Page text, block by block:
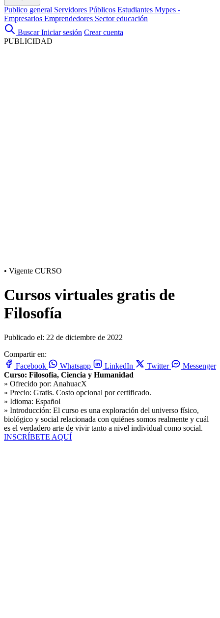
Publico general Servidores Públicos Estudiantes Mypes -
Empresarios Emprendedores Sector educación
Buscar Iniciar sesión Crear cuenta
PUBLICIDAD
• Vigente CURSO
Cursos virtuales gratis de
Filosofía
Publicado el: 22 de diciembre de 2022
Compartir en:
Facebook
Whatsapp LinkedIn Twitter
Messenger
Curso: Filosofía, Ciencia y Humanidad
» Ofrecido por: AnahuacX
» Precio: Gratis. Costo opcional por certificado.
» Idioma: Español
» Introducción: El curso es una exploración del universo físico,
biológico y social relacionada con quiénes somos realmente y cuál
es el verdadero arte de vivir tanto a nivel individual como social.
INSCRÍBETE AQUÍ